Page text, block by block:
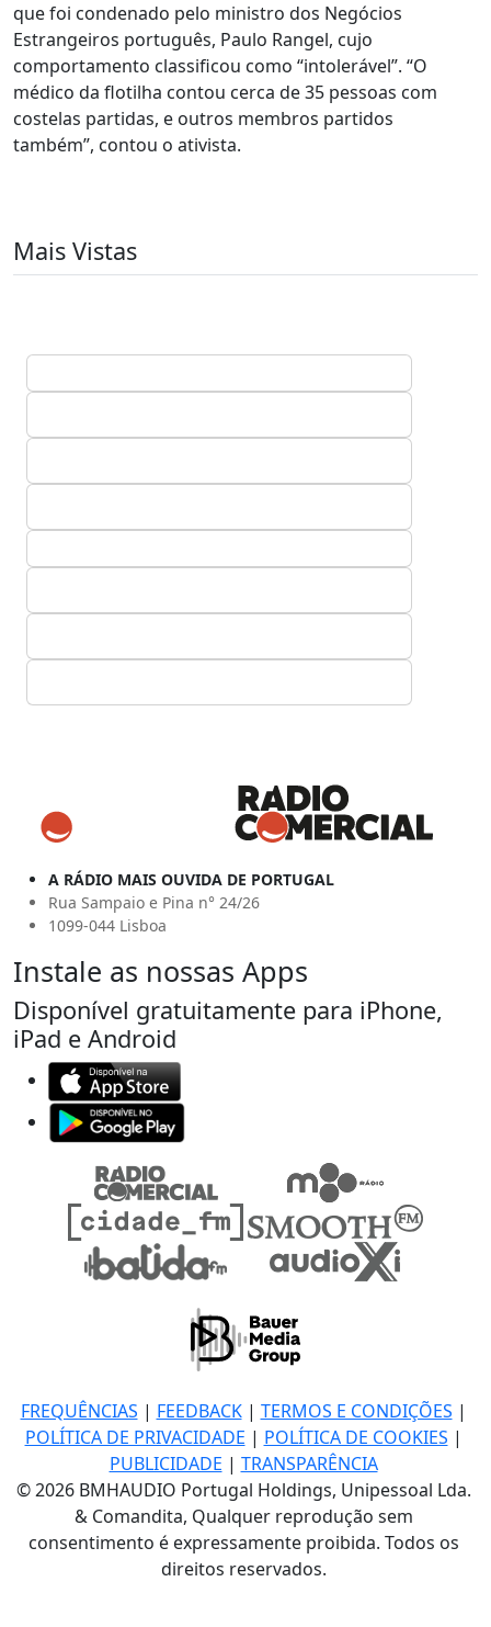
que foi condenado pelo ministro dos Negócios
Estrangeiros português, Paulo Rangel, cujo
comportamento classificou como “intolerável”. “O
médico da flotilha contou cerca de 35 pessoas com
costelas partidas, e outros membros partidos
também”, contou o ativista.
Mais Vistas
A RÁDIO MAIS OUVIDA DE PORTUGAL
Rua Sampaio e Pina n° 24/26
1099-044 Lisboa
Instale as nossas Apps
Disponível gratuitamente para iPhone,
iPad e Android
FREQUÊNCIAS | FEEDBACK| TERMOS E CONDIÇÕES |
POLÍTICA DE PRIVACIDADE | POLÍTICA DE COOKIES |
PUBLICIDADE | TRANSPARÊNCIA
© 2026 BMHAUDIO Portugal Holdings, Unipessoal Lda.
& Comandita, Qualquer reprodução sem
consentimento é expressamente proibida. Todos os
direitos reservados.